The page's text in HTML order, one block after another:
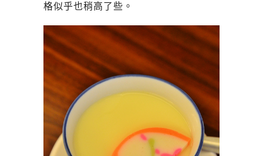
格似乎也稍高了些。